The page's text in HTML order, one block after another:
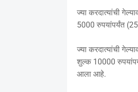
ज्या करदात्यांची
5000 रुपयांपर्यंत
ज्या करदात्यांची
शुल्क 10000
आला आहे.